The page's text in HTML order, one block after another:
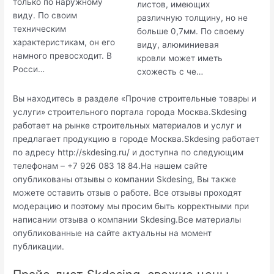
виду. По своим
техническим
характеристикам, он его
намного превосходит. В
Росси…
листов, имеющих
различную толщину, но не
больше 0,7мм. По своему
виду, алюминиевая
кровли может иметь
схожесть с че…
Вы находитесь в разделе «Прочие строительные товары и
услуги» строительного портала города Москва.Skdesing
работает на рынке строительных материалов и услуг и
предлагает продукцию в городе Москва.Skdesing работает
по адресу http://skdesing.ru/ и доступна по следующим
телефонам – +7 926 083 18 84.На нашем сайте
опубликованы отзывы о компании Skdesing, Вы также
можете оставить отзыв о работе. Все отзывы проходят
модерацию и поэтому мы просим быть корректными при
написании отзыва о компании Skdesing.Все материалы
опубликованные на сайте актуальны на момент
публикации.